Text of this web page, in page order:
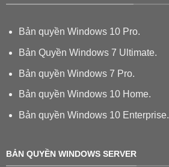
Bản quyền Windows 10 Pro.
Bản Quyền Windows 7 Ultimate.
Bản quyền Windows 7 Pro.
Bản quyền Windows 10 Home.
Bản quyền Windows 10 Enterprise.
BẢN QUYỀN WINDOWS SERVER